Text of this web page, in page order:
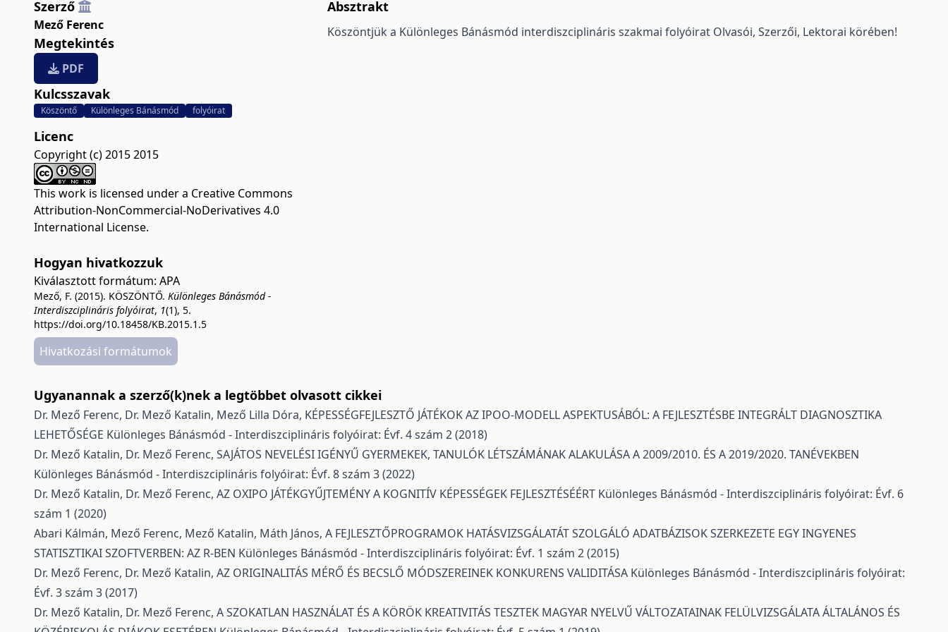
Szerző
Mező Ferenc
Megtekintés
PDF
Kulcsszavak
Köszöntő Különleges Bánásmód folyóirat
Licenc
Copyright (c) 2015 2015
This work is licensed under a Creative Commons
Attribution-NonCommercial-NoDerivatives 4.0
International License.
Hogyan hivatkozzuk
Kiválasztott formátum: APA
Mező, F. (2015). KÖSZÖNTŐ. Különleges Bánásmód -
Interdiszciplináris folyóirat, 1(1), 5.
https://doi.org/10.18458/KB.2015.1.5
Hivatkozási formátumok
Absztrakt
Köszöntjük a Különleges Bánásmód interdiszciplináris szakmai folyóirat Olvasói, Szerzői, Lektorai körében!
Ugyanannak a szerző(k)nek a legtöbbet olvasott cikkei
Dr. Mező Ferenc, Dr. Mező Katalin, Mező Lilla Dóra, KÉPESSÉGFEJLESZTŐ JÁTÉKOK AZ IPOO-MODELL ASPEKTUSÁBÓL: A FEJLESZTÉSBE INTEGRÁLT DIAGNOSZTIKA
LEHETŐSÉGE Különleges Bánásmód - Interdiszciplináris folyóirat: Évf. 4 szám 2 (2018)
Dr. Mező Katalin, Dr. Mező Ferenc, SAJÁTOS NEVELÉSI IGÉNYŰ GYERMEKEK, TANULÓK LÉTSZÁMÁNAK ALAKULÁSA A 2009/2010. ÉS A 2019/2020. TANÉVEKBEN
Különleges Bánásmód - Interdiszciplináris folyóirat: Évf. 8 szám 3 (2022)
Dr. Mező Katalin, Dr. Mező Ferenc, AZ OXIPO JÁTÉKGYŰJTEMÉNY A KOGNITÍV KÉPESSÉGEK FEJLESZTÉSÉÉRT Különleges Bánásmód - Interdiszciplináris folyóirat: Évf. 6
szám 1 (2020)
Abari Kálmán, Mező Ferenc, Mező Katalin, Máth János, A FEJLESZTŐPROGRAMOK HATÁSVIZSGÁLATÁT SZOLGÁLÓ ADATBÁZISOK SZERKEZETE EGY INGYENES
STATISZTIKAI SZOFTVERBEN: AZ R-BEN Különleges Bánásmód - Interdiszciplináris folyóirat: Évf. 1 szám 2 (2015)
Dr. Mező Ferenc, Dr. Mező Katalin, AZ ORIGINALITÁS MÉRŐ ÉS BECSLŐ MÓDSZEREINEK KONKURENS VALIDITÁSA Különleges Bánásmód - Interdiszciplináris folyóirat:
Évf. 3 szám 3 (2017)
Dr. Mező Katalin, Dr. Mező Ferenc, A SZOKATLAN HASZNÁLAT ÉS A KÖRÖK KREATIVITÁS TESZTEK MAGYAR NYELVŰ VÁLTOZATAINAK FELÜLVIZSGÁLATA ÁLTALÁNOS ÉS